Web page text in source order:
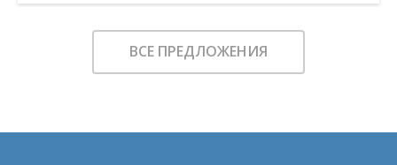
В ИЗБРАННОЕ
ВСЕ ПРЕДЛОЖЕНИЯ